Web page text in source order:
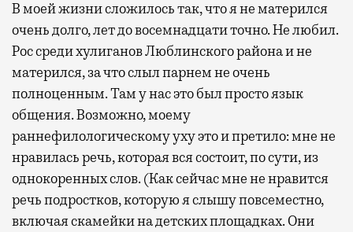
В моей жизни сложилось так, что я не матерился
очень долго, лет до восемнадцати точно. Не любил.
Рос среди хулиганов Люблинского района и не
матерился, за что слыл парнем не очень
полноценным. Там у нас это был просто язык
общения. Возможно, моему
раннефилологическому уху это и претило: мне не
нравилась речь, которая вся состоит, по сути, из
однокоренных слов. (Как сейчас мне не нравится
речь подростков, которую я слышу повсеместно,
включая скамейки на детских площадках. Они